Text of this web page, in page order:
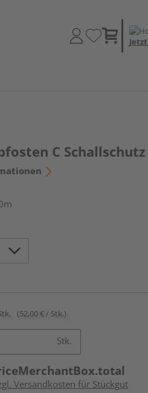
C
(52,00 € / Stk.)
Stk.
Versandkosten für Stückgut